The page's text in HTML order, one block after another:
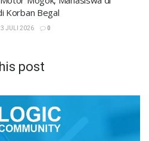
Korban Begal
JULI 2026 0
post